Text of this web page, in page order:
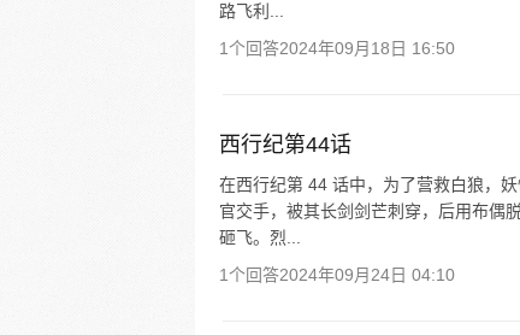
路飞利...
1个回答2024年09月18日 16:50
西行纪第44话
在西行纪第 44 话中，为了营救白狼，
官交手，被其长剑剑芒刺穿，后用布偶
砸飞。烈...
1个回答2024年09月24日 04:10